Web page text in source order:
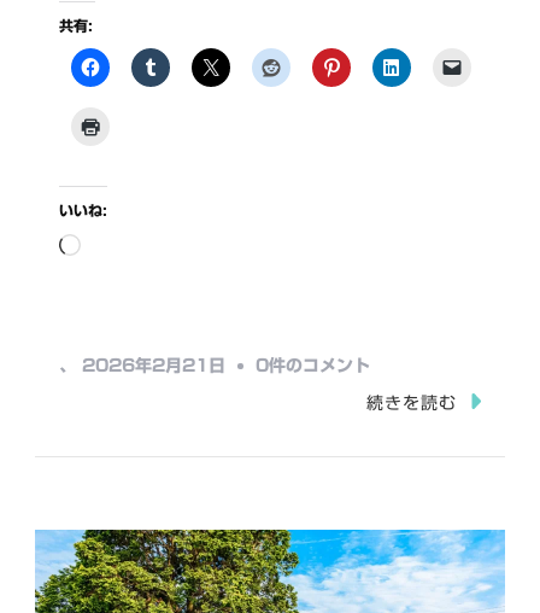
共有:
いいね:
読
中…
、 2026年2月21日 中
の
0件のコメント
続きを読む